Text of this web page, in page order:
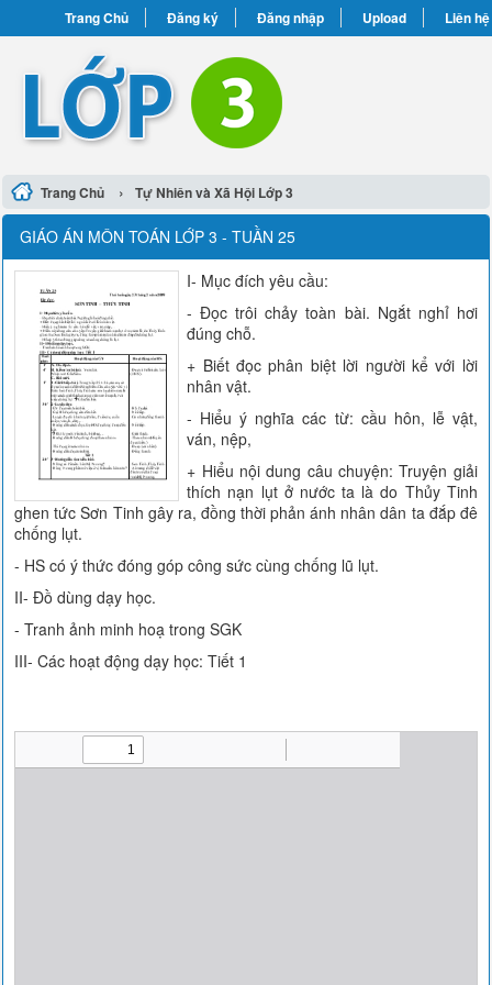
Trang Chủ Đăng ký Đăng nhập Upload Liên hệ
Trang Chủ › Tự Nhiên và Xã Hội Lớp 3
GIÁO ÁN MÔN TOÁN LỚP 3 - TUẦN 25
I- Mục đích yêu cầu:
- Đọc trôi chảy toàn bài. Ngắt nghỉ hơi
đúng chỗ.
+ Biết đọc phân biệt lời người kể với lời
nhân vật.
- Hiểu ý nghĩa các từ: cầu hôn, lễ vật,
ván, nệp,
+ Hiểu nội dung câu chuyện: Truyện giải
thích nạn lụt ở nước ta là do Thủy Tinh
ghen tức Sơn Tinh gây ra, đồng thời phản ánh nhân dân ta đắp đê
chống lụt.
- HS có ý thức đóng góp công sức cùng chống lũ lụt.
II- Đồ dùng dạy học.
- Tranh ảnh minh hoạ trong SGK
III- Các hoạt động dạy học: Tiết 1